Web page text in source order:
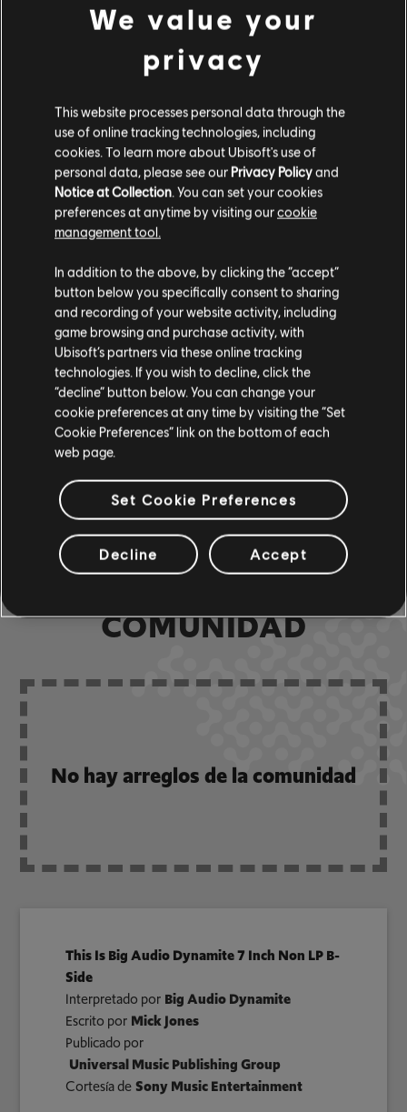
Biblioteca de canciones
Big Audio Dynamite
This Is Big Audio Dynamite
This Is Big Audio Dynamite 7 Inch Non LP
B-Side
ARREGLOS
VERIFICADOS
Instrumento / Tipo de arr. Verificado
Tabla de acordes
Tabla de bajo
COMUNIDAD
No hay arreglos de la comunidad
This Is Big Audio Dynamite 7 Inch Non LP B-
Side
Interpretado por Big Audio Dynamite
Escrito por Mick Jones
Publicado por
Universal Music Publishing Group
Cortesía deSony Music Entertainment
We value your
privacy
This website processes personal data through the
use of online tracking technologies, including
cookies. To learn more about Ubisoft's use of
personal data, please see our Privacy Policyand
Notice at Collection . You can set your cookies
preferences at anytime by visiting ourcookie
management tool.
In addition to the above, by clicking the “accept”
button below you specifically consent to sharing
and recording of your website activity, including
game browsing and purchase activity, with
Ubisoft’s partners via these online tracking
technologies. If you wish to decline, click the
“decline” button below. You can change your
cookie preferences at any time by visiting the “Set
Cookie Preferences” link on the bottom of each
web page.
Set Cookie Preferences
Decline Accept